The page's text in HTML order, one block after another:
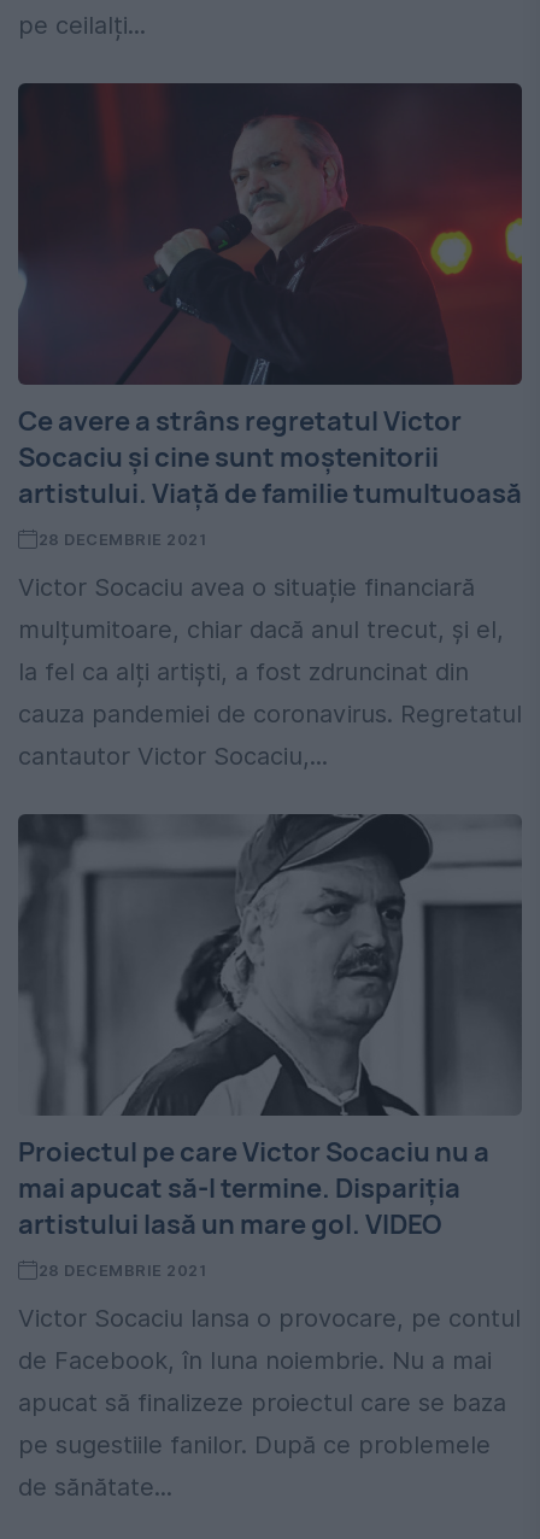
pe ceilalți...
Ce avere a strâns regretatul Victor
Socaciu și cine sunt moștenitorii
artistului. Viață de familie tumultuoasă
28 DECEMBRIE 2021
Victor Socaciu avea o situație financiară
mulțumitoare, chiar dacă anul trecut, și el,
la fel ca alți artiști, a fost zdruncinat din
cauza pandemiei de coronavirus. Regretatul
cantautor Victor Socaciu,...
Proiectul pe care Victor Socaciu nu a
mai apucat să-l termine. Dispariția
artistului lasă un mare gol. VIDEO
28 DECEMBRIE 2021
Victor Socaciu lansa o provocare, pe contul
de Facebook, în luna noiembrie. Nu a mai
apucat să finalizeze proiectul care se baza
pe sugestiile fanilor. După ce problemele
de sănătate...